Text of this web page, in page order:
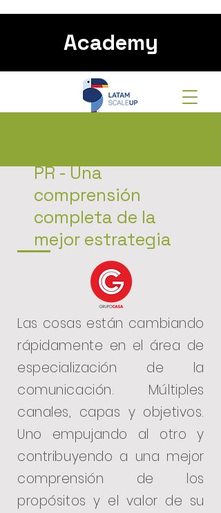
Academy
Las cosas están cambiando
rápidamente en el área de
especialización de la
comunicación. Múltiples
canales, capas y objetivos.
Uno empujando al otro y
contribuyendo a una mejor
comprensión de los
propósitos y el valor de su
PR - Una
comprensión
completa de la
mejor estrategia